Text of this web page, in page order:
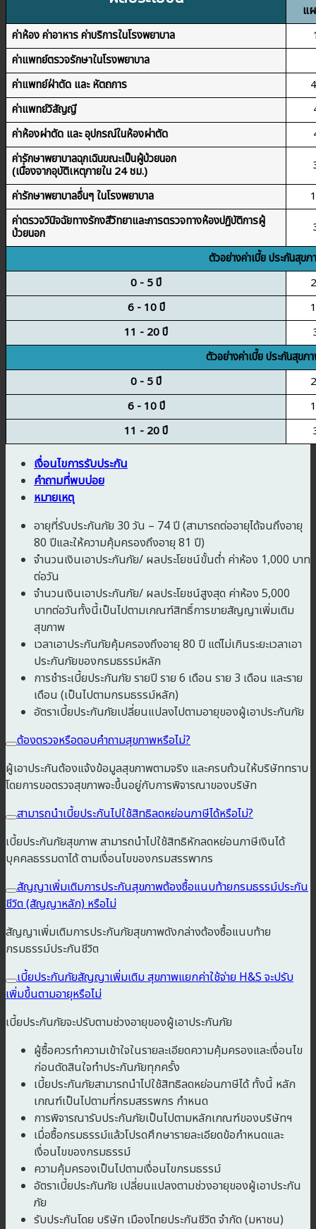
แ
ค่าห้อง ค่าอาหาร ค่าบริการในโรงพยาบาล
ค่าแพทย์ตรวจรักษาในโรงพยาบาล
ค่าแพทย์ฝ่าตัด และ หัตถการ
ค่าแพทย์วิสัญญี
ค่าห้องผ่าตัด และ อุปกรณ์ในห้องผ่าตัด
ค่ารักษาพยาบาลฉุกเฉินขณะเป็นผู้ป่วยนอก
(เนื่องจากอุบัติเหตุภายใน 24 ชม.)
ค่ารักษาพยาบาลอื่นๆ ในโรงพยาบาล
ค่าตรวจวินิจฉัยทางรักงสีวิทยาและการตรวจทางห้องปฏิบัติการผู้
ป่วยนอก
ตัวอย่างค่าเบี้ย ประกันสุข
0 - 5 ปี
6 - 10 ปี
11 - 20 ปี
ตัวอย่างค่าเบี้ย ประกันสุข
0 - 5 ปี
6 - 10 ปี
11 - 20 ปี
เงื่อนไขการรับประกัน
คำถามที่พบบ่อย
หมายเหตุ
อายุที่รับประกันภัย 30 วัน – 74 ปี (สามารถต่ออายุได้จนถึงอายุ
80 ปีและให้ความคุ้มครองถึงอายุ 81 ปี)
จำนวนเงินเอาประกันภัย/ ผลประโยชน์ขั้นต่ำ ค่าห้อง 1,000 บาท
ต่อวัน
จำนวนเงินเอาประกันภัย/ ผลประโยชน์สูงสุด ค่าห้อง 5,000
บาทต่อวันทั้งนี้เป็นไปตามเกณฑ์สิทธิ์การขายสัญญาเพิ่มเติม
สุขภาพ
เวลาเอาประกันภัยคุ้มครองถึงอายุ 80 ปี แต่ไม่เกินระยะเวลาเอา
ประกันภัยของกรมธรรม์หลัก
การชำระเบี้ยประกันภัย รายปี ราย 6 เดือน ราย 3 เดือน และราย
เดือน (เป็นไปตามกรมธรรม์หลัก)
อัตราเบี้ยประกันภัยเปลี่ยนแปลงไปตามอายุของผู้เอาประกันภัย
ต้องตรวจหรือตอบคำถามสุขภาพหรือไม่?
ผู้เอาประกันต้องแจ้งข้อมูลสุขภาพตามจริง และครบถ้วนให้บริษัททราบ
โดยการขอตรวจสุขภาพจะขึ้นอยู่กับการพิจารณาของบริษัท
สามารถนำเบี้ยประกันไปใช้สิทธิลดหย่อนภาษีได้หรือไม่?
เบี้ยประกันภัยสุขภาพ สามารถนำไปใช้สิทธิหักลดหย่อนภาษีเงินได้
บุคคลธรรมดาได้ ตามเงื่อนไขของกรมสรรพากร
สัญญาเพิ่มเติมการประกันสุขภาพต้องซื้อแนบท้ายกรมธรรม์ประกัน
ชีวิต (สัญญาหลัก) หรือไม่
สัญญาเพิ่มเติมการประกันภัยสุขภาพดังกล่างต้องซื้อแนบท้าย
กรมธรรม์ประกันชีวิต
เบี้ยประกันภัยสัญญาเพิ่มเติม สุขภาพแยกค่าใช้จ่าย H&S จะปรับ
เพิ่มขึ้นตามอายุหรือไม่
เบี้ยประกันภัยจะปรับตามช่วงอายุของผู้เอาประกันภัย
ผู้ซื้อควรทำความเข้าใจในรายละเอียดความคุ้มครองและเงื่อนไข
ก่อนตัดสินใจทำประกันภัยทุกครั้ง
เบี้ยประกันภัยสามารถนำไปใช้สิทธิลดหย่อนภาษีได้ ทั้งนี้ หลัก
เกณฑ์เป็นไปตามที่กรมสรรพกร กำหนด
การพิจารณารับประกันภัยเป็นไปตามหลักเกณฑ์ของบริษัทฯ
เมื่อซื้อกรมธรรม์แล้วโปรดศึกษารายละเอียดข้อกำหนดและ
เงื่อนไขของกรมธรรม์
ความคุ้มครองเป็นไปตามเงื่อนไขกรมธรรม์
อัตราเบี้ยประกันภัย เปลี่ยนแปลงตามช่วงอายุของผู้เอาประกัน
ภัย
รับประกันโดย บริษัท เมืองไทยประกันชีวิต จำกัด (มหาชน)